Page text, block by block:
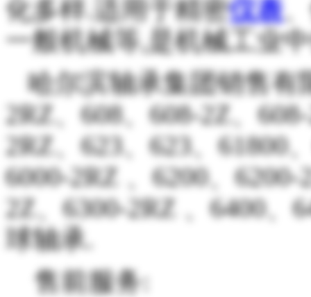
化多样.适用于精密仪表
一般机械等,是机械工业
哈尔滨轴承集团销售有
2RZ、608、608-2Z、
2RZ、623、623、61800
6000-2RZ 、6200、
2Z、6300-2RZ 、6400、
球轴承.
售前服务: